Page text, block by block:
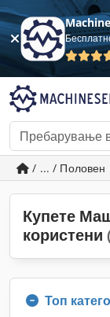
/ ... / Половен
Купете
користени
Топ